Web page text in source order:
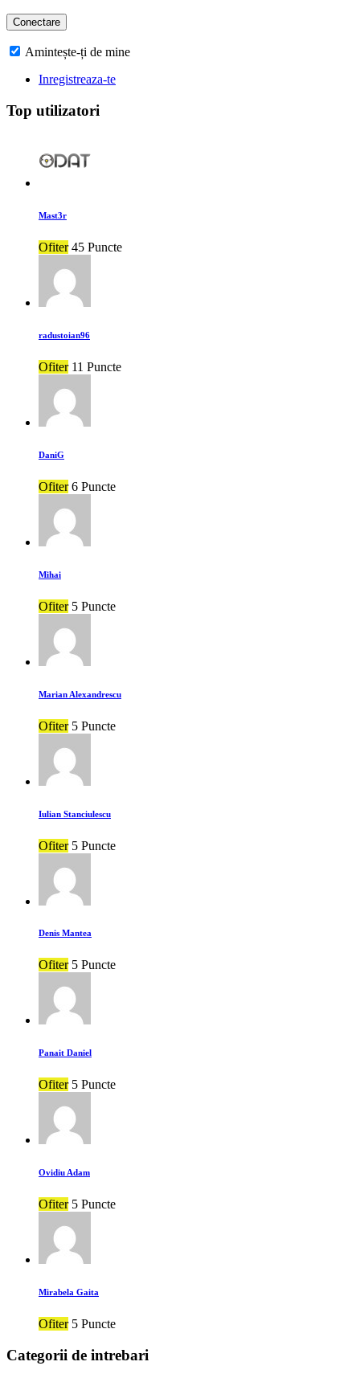
Amintește-ți de mine
Inregistreaza-te
Top utilizatori
Mast3r
Ofiter 45 Puncte
radustoian96
Ofiter 11 Puncte
DaniG
Ofiter 6 Puncte
Mihai
Ofiter 5 Puncte
Marian Alexandrescu
Ofiter 5 Puncte
Iulian Stanciulescu
Ofiter 5 Puncte
Denis Mantea
Ofiter 5 Puncte
Panait Daniel
Ofiter 5 Puncte
Ovidiu Adam
Ofiter 5 Puncte
Mirabela Gaita
Ofiter 5 Puncte
Categorii de intrebari